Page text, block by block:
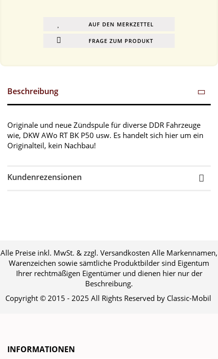
AUF DEN MERKZETTEL
FRAGE ZUM PRODUKT
Beschreibung
Originale und neue Zündspule für diverse DDR Fahrzeuge
wie, DKW AWo RT BK P50 usw. Es handelt sich hier um ein
Originalteil, kein Nachbau!
Kundenrezensionen
Alle Preise inkl. MwSt. & zzgl. Versandkosten Alle Markennamen,
Warenzeichen sowie sämtliche Produktbilder sind Eigentum
Ihrer rechtmäßigen Eigentümer und dienen hier nur der
Beschreibung.
Copyright © 2015 - 2025 All Rights Reserved by Classic-Mobil
INFORMATIONEN